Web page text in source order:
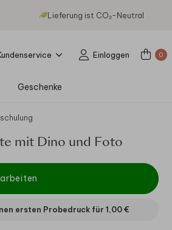
Lieferung ist CO₂-Neutral
Einloggen 0
Geschenke
mit Dino und Foto
ersten Probedruck für1,00 €